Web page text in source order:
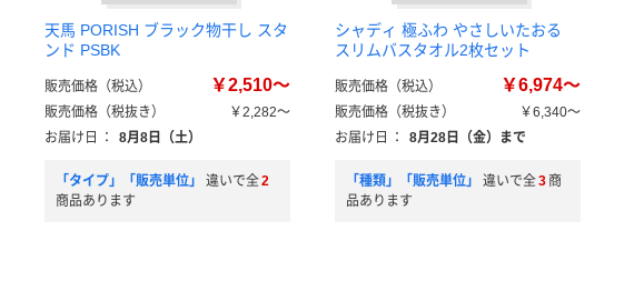
天馬 PORISH ブラック物干し スタ
ンド PSBK
販売価格（税込） ￥2,510～
販売価格（税抜き）
￥2,282～
お届け日
： 8月8日（土）
「タイプ」「販売単位」 違いで全2
商品あります
シャディ 極ふわ やさしいたおる
スリムバスタオル2枚セット
販売価格（税込） ￥6,974～
販売価格（税抜き）
￥6,340～
お届け日
： 8月28日（金）まで
「種類」「販売単位」 違いで全3 商
品あります